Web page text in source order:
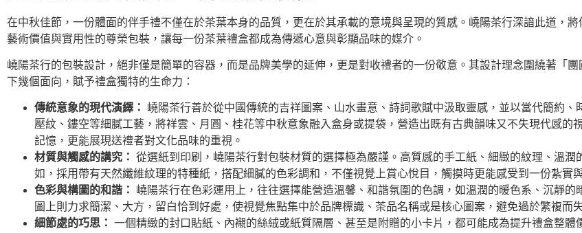
在中秋佳節，一份體面的伴手禮不僅在於茶葉本身的品質，更在於其承載的意境與呈現的質感。嶢陽茶行深諳此道，
藝術價值與實用性的尊榮包裝，讓每一份茶葉禮盒都成為傳遞心意與彰顯品味的媒介。
嶢陽茶行的包裝設計，絕非僅是簡單的容器，而是品牌美學的延伸，更是對收禮者的一份敬意。其設計理念圍繞著「
下幾個面向，賦予禮盒獨特的生命力：
傳統意象的現代演繹：
嶢陽茶行善於從中國傳統的吉祥圖案、山水畫意、詩詞歌賦中汲取靈感，並以當代簡約、
壓紋、鏤空等細膩工藝，將祥雲、月圓、桂花等中秋意象融入盒身或提袋，營造出既有古典韻味又不失現代感的
記憶，更能展現送禮者對文化品味的重視。
材質與觸感的講究： 從選紙到印刷，嶢陽茶行對包裝材質的選擇極為嚴謹。高質感的手工紙、細緻的紋理、溫潤
如，採用帶有天然纖維紋理的特種紙，搭配細膩的色彩調和，不僅視覺上賞心悅目，觸摸時更能感受到一份紮實
色彩與構圖的和諧：
嶢陽茶行在色彩運用上，往往選擇能營造溫馨、和諧氛圍的色調，如溫潤的暖色系、沉靜
圖上則力求簡潔、大方，留白恰到好處，使視覺焦點集中於品牌標識、茶品名稱或是核心圖案，避免過於繁複而
細節處的巧思： 一個精緻的封口貼紙、內襯的絲絨或紙質隔層、甚至是附贈的小卡片，都可能成為提升禮盒整體